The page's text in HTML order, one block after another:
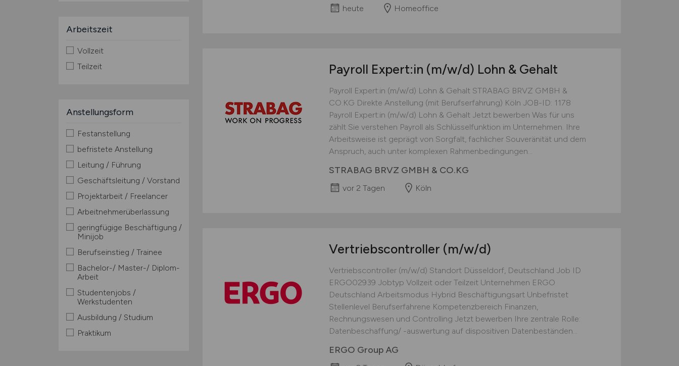
Arbeitszeit
Vollzeit
Teilzeit
Anstellungsform
Festanstellung
befristete Anstellung
Leitung / Führung
Geschäftsleitung / Vorstand
Projektarbeit / Freelancer
Arbeitnehmerüberlassung
geringfügige Beschäftigung /
Minijob
Berufseinstieg / Trainee
Bachelor-/ Master-/ Diplom-
Arbeit
Studentenjobs /
Werkstudenten
Ausbildung / Studium
Praktikum
heute Homeoffice
Payroll Expert:in (m/w/d) Lohn & Gehalt
Payroll Expert:in (m/w/d) Lohn & Gehalt STRABAG BRVZ GMBH &
CO.KG Direkte Anstellung (mit Berufserfahrung) Köln JOB-ID: 1178
Payroll Expert:in (m/w/d) Lohn & Gehalt Jetzt bewerben Was für uns
zählt Sie verstehen Payroll als Schlüsselfunktion im Unternehmen. Ihre
Arbeitsweise ist geprägt von Sorgfalt, fachlicher Souveränität und dem
Anspruch, auch unter komplexen Rahmenbedingungen...
STRABAG BRVZ GMBH & CO.KG
vor 2 Tagen Köln
Vertriebscontroller (m/w/d)
Vertriebscontroller (m/w/d) Standort Düsseldorf, Deutschland Job ID
ERGO02939 Jobtyp Vollzeit oder Teilzeit Unternehmen ERGO
Deutschland Arbeitsmodus Hybrid Beschäftigungsart Unbefristet
Stellenlevel Berufserfahrene Kompetenzbereich Finanzen,
Rechnungswesen und Controlling Jetzt bewerben Ihre zentrale Rolle:
Datenbeschaffung/ -auswertung auf dispositiven Datenbeständen...
ERGO Group AG